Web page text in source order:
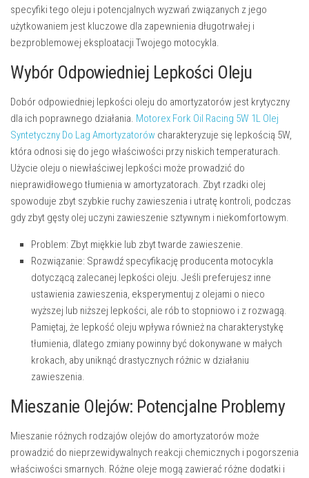
specyfiki tego oleju i potencjalnych wyzwań związanych z jego
użytkowaniem jest kluczowe dla zapewnienia długotrwałej i
bezproblemowej eksploatacji Twojego motocykla.
Wybór Odpowiedniej Lepkości Oleju
Dobór odpowiedniej lepkości oleju do amortyzatorów jest krytyczny
dla ich poprawnego działania. Motorex Fork Oil Racing 5W 1L Olej
Syntetyczny Do Lag Amortyzatorów charakteryzuje się lepkością 5W,
która odnosi się do jego właściwości przy niskich temperaturach.
Użycie oleju o niewłaściwej lepkości może prowadzić do
nieprawidłowego tłumienia w amortyzatorach. Zbyt rzadki olej
spowoduje zbyt szybkie ruchy zawieszenia i utratę kontroli, podczas
gdy zbyt gęsty olej uczyni zawieszenie sztywnym i niekomfortowym.
Problem: Zbyt miękkie lub zbyt twarde zawieszenie.
Rozwiązanie: Sprawdź specyfikację producenta motocykla
dotyczącą zalecanej lepkości oleju. Jeśli preferujesz inne
ustawienia zawieszenia, eksperymentuj z olejami o nieco
wyższej lub niższej lepkości, ale rób to stopniowo i z rozwagą.
Pamiętaj, że lepkość oleju wpływa również na charakterystykę
tłumienia, dlatego zmiany powinny być dokonywane w małych
krokach, aby uniknąć drastycznych różnic w działaniu
zawieszenia.
Mieszanie Olejów: Potencjalne Problemy
Mieszanie różnych rodzajów olejów do amortyzatorów może
prowadzić do nieprzewidywalnych reakcji chemicznych i pogorszenia
właściwości smarnych. Różne oleje mogą zawierać różne dodatki i